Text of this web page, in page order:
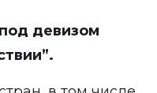
девизом